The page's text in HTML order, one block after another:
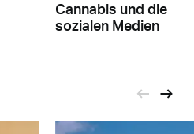
Cannabis und die
sozialen Medien